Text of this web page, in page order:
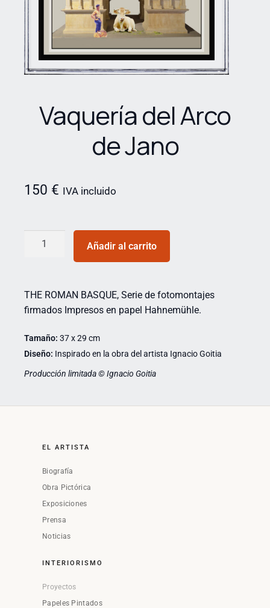
Vaquería del Arco
de Jano
150 € IVA incluido
Añadir al carrito
THE ROMAN BASQUE, Serie de fotomontajes
firmados Impresos en papel Hahnemühle.
Tamaño: 37 x 29 cm
Diseño: Inspirado en la obra del artista Ignacio Goitia
Producción limitada © Ignacio Goitia
EL ARTISTA
Biografía
Obra Pictórica
Exposiciones
Prensa
Noticias
INTERIORISMO
Proyectos
Papeles Pintados